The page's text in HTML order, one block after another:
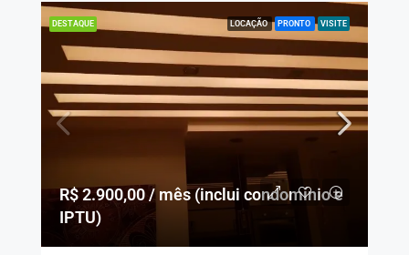
DESTAQUE LOCAÇÃO PRONTO VISITE
R$ 2.900,00 / mês (inclui condomínio e
IPTU)